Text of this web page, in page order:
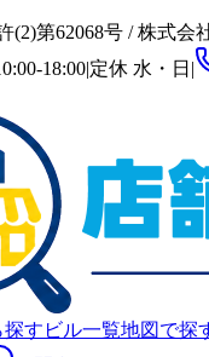
(2)第62068号 /株式会
18:00|定休 水・日 |
探す ビル一覧地図で探